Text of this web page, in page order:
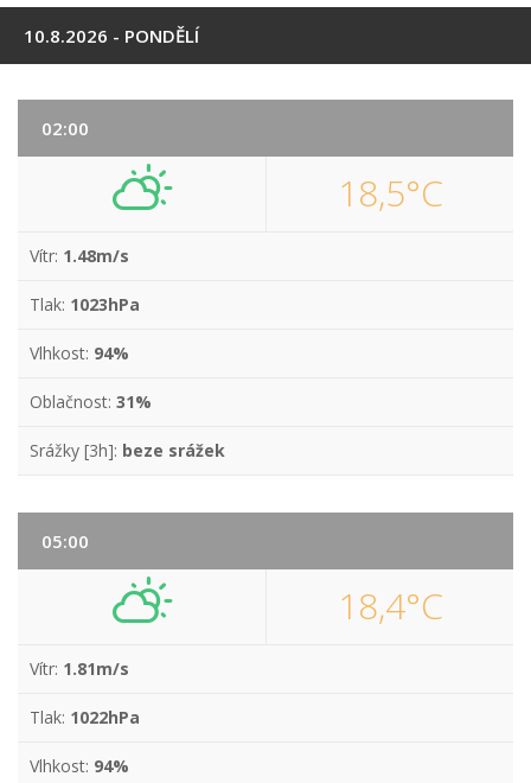
10.8.2026 - PONDĚLÍ
02:00
18,5°C
Vítr: 1.48m/s
Tlak: 1023hPa
Vlhkost: 94%
Oblačnost: 31%
Srážky [3h]: beze srážek
05:00
18,4°C
Vítr: 1.81m/s
Tlak: 1022hPa
Vlhkost: 94%